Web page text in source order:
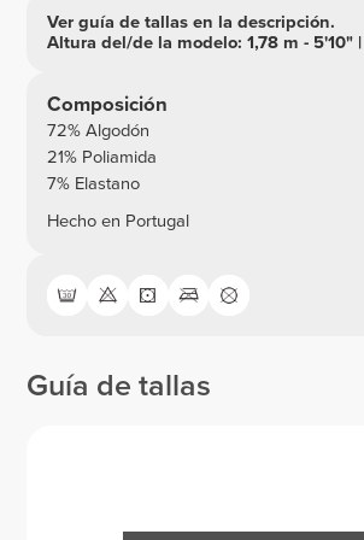
Ver guía de tallas en la descripción.
Altura del/de la modelo: 1,78 m - 5'10"
Composición
72% Algodón
21% Poliamida
7% Elastano
Hecho en Portugal
Guía de tallas